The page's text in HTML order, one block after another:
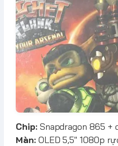
Chip:Snapdragon 865 +
Màn:OLED 5,5" 1080p